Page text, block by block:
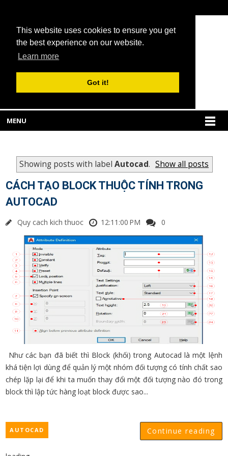
This website uses cookies to ensure you get
the best experience on our website.
Learn more
Got it!
MENU
Showing posts with label Autocad. Show all posts
CÁCH TẠO BLOCK THUỘC TÍNH TRONG
AUTOCAD
Quy cach kich thuoc 12:11:00 PM 0
Như các bạn đã biết thì Block (khối) trong Autocad là một lệnh
khá tiện lợi dùng để quản lý một nhóm đối tượng có tính chất sao
chép lặp lại để khi ta muốn thay đổi một đối tượng nào đó trong
block thì lập tức hàng loạt block được sao...
Continue reading
AUTOCAD